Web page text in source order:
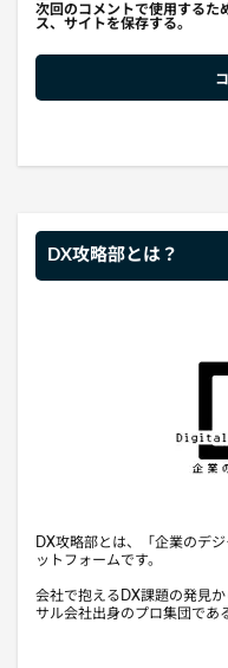
次回のコメントで使用するた
ス、サイトを保存する。
DX攻略部とは？
DX攻略部とは、「企業のデ
ットフォームです。
会社で抱えるDX課題の発見
サル会社出身のプロ集団であ